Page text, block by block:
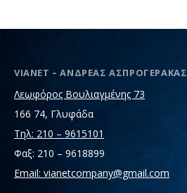
VIANET – ΑΝΔΡΕΑΣ ΑΣΠΡΟΓΕΡΑΚΑΣ
Λεωφόρος Βουλιαγμένης 73
166 74, Γλυφάδα
Τηλ: 210 – 9615101
Φαξ: 210 – 9618899
Email: vianetcompany@gmail.com